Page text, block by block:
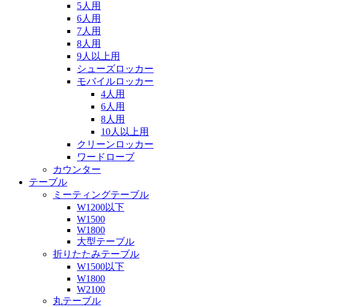
5人用
6人用
7人用
8人用
9人以上用
シューズロッカー
モバイルロッカー
4人用
6人用
8人用
10人以上用
クリーンロッカー
ワードローブ
カウンター
テーブル
ミーティングテーブル
W1200以下
W1500
W1800
大型テーブル
折りたたみテーブル
W1500以下
W1800
W2100
丸テーブル